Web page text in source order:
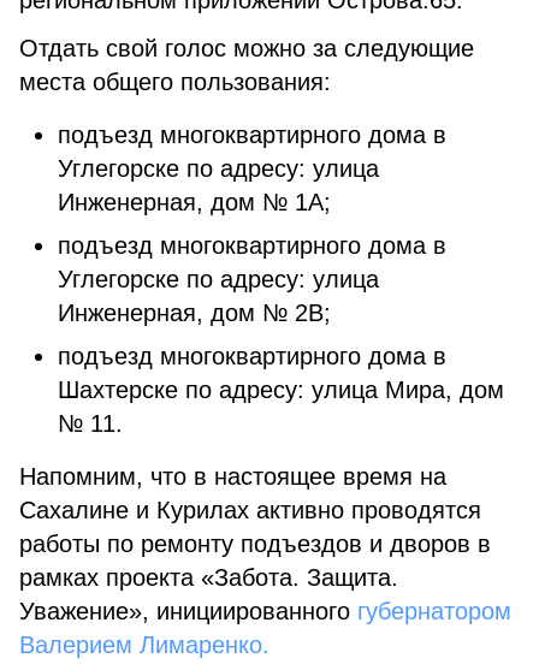
Отдать свой голос можно за следующие
места общего пользования:
подъезд многоквартирного дома в
Углегорске по адресу: улица
Инженерная, дом № 1А;
подъезд многоквартирного дома в
Углегорске по адресу: улица
Инженерная, дом № 2В;
подъезд многоквартирного дома в
Шахтерске по адресу: улица Мира, дом
№ 11.
Напомним, что в настоящее время на
Сахалине и Курилах активно проводятся
работы по ремонту подъездов и дворов в
рамках проекта «Забота. Защита.
Уважение», инициированного губернатором
Валерием Лимаренко.